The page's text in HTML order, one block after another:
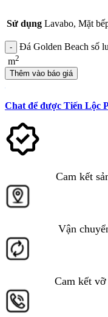
Sử dụng Lavabo, Mặt
Đá Golden Beach số
m2
Thêm vào báo giá
Chat để được Tiến Lộc
Cam kết
Vận
Cam kết